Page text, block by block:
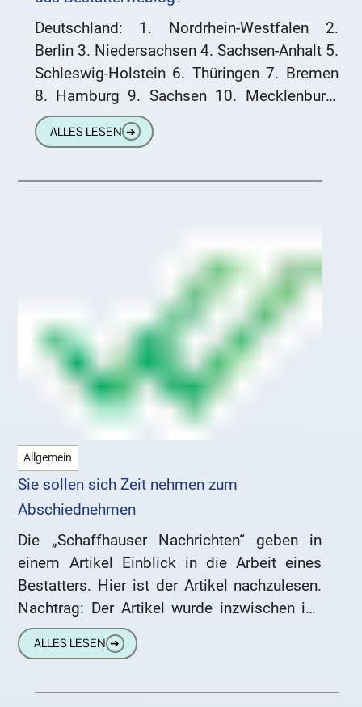
Deutschland: 1. Nordrhein-Westfalen 2.
Berlin 3. Niedersachsen 4. Sachsen-Anhalt 5.
Schleswig-Holstein 6. Thüringen 7. Bremen
8. Hamburg 9. Sachsen 10. Mecklenburg-
Vorpommern 11. Bayern 12. Brandenburg
13. Hessen 14. Baden-Württemberg 15.
ALLES LESEN ➔
Allgemein
Sie sollen sich Zeit nehmen zum
Abschiednehmen
Die „Schaffhauser Nachrichten“ geben in
einem Artikel Einblick in die Arbeit eines
Bestatters. Hier ist der Artikel nachzulesen.
Nachtrag: Der Artikel wurde inzwischen ins
Online-Archiv verschoben und ist jetzt hier
ALLES LESEN ➔